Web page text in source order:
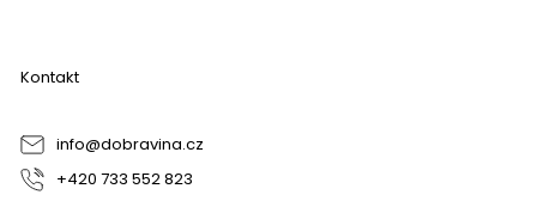
Kontakt
info@dobravina.cz
+420 733 552 823